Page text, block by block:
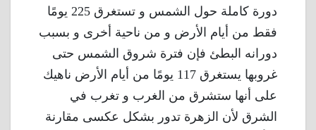
دورة كاملة حول الشمس و تستغرق 225 يومًا
فقط من أيام الأرض و من ناحية أخرى و بسبب
دورانه البطئ فإن فترة شروق الشمس حتى
غروبها يستغرق 117 يومًا من أيام الأرض ناهيك
على أنها ستشرق من الغرب و تغرب في
الشرق لأن الزهرة تدور بشكل عكسى مقارنة